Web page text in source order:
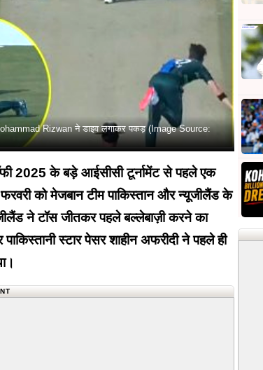
Rizwan ने डाइव लगाकर पकड़ (Image Source:
2025 के बड़े आईसीसी टूर्नामेंट से पहले एक
को मेजबान टीम पाकिस्तान और न्यूजीलैंड के
ने टॉस जीतकर पहले बल्लेबाज़ी करने का
स्टार पेसर शाहीन अफरीदी ने पहले ही